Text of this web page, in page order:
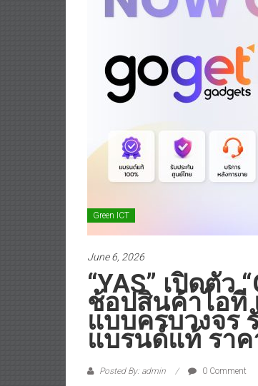
Green ICT
June 6, 2026
“YAS” เปิดตัว
ช้อปสินค้าไอที
แบบครบวงจร
แบรนด์แท้ ราค
Posted By: admin 0 Comment